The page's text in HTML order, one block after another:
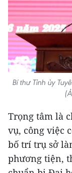
Bí thư Tỉnh ủy
Trọng tâm là
vụ, công việc
bố trí trụ sở
phương tiện,